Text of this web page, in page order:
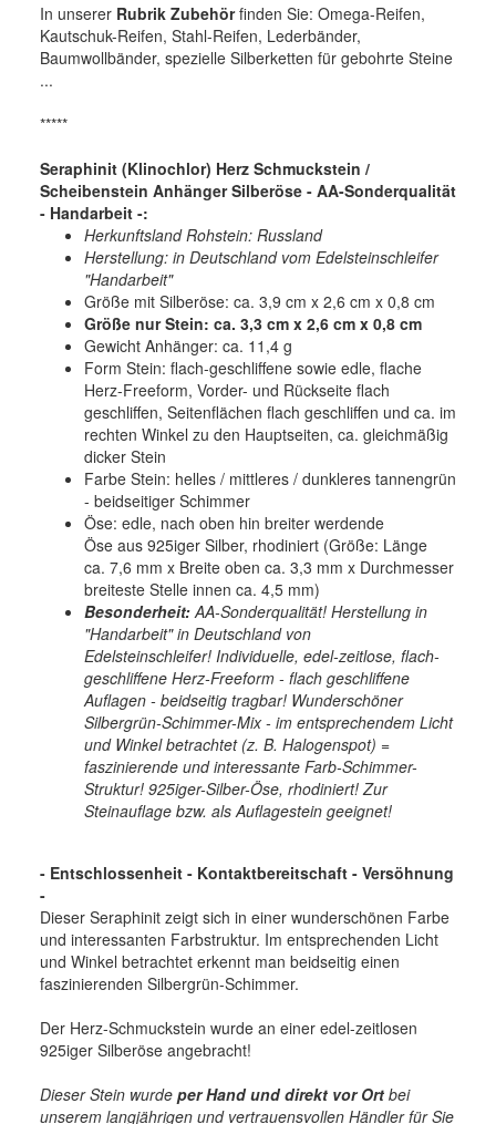
In unserer Rubrik Zubehörfinden Sie: Omega-Reifen,
Kautschuk-Reifen, Stahl-Reifen, Lederbänder,
Baumwollbänder, spezielle Silberketten für gebohrte Steine
...
*****
Seraphinit (Klinochlor) Herz Schmuckstein /
Scheibenstein Anhänger Silberöse - AA-Sonderqualität
- Handarbeit -:
Herkunftsland Rohstein: Russland
Herstellung: in Deutschland vom Edelsteinschleifer
"Handarbeit"
Größe mit Silberöse: ca. 3,9 cm x 2,6 cm x 0,8 cm
Größe nur Stein: ca. 3,3 cm x 2,6 cm x 0,8 cm
Gewicht Anhänger: ca. 11,4 g
Form Stein: flach-geschliffene sowie edle, flache
Herz-Freeform, Vorder- und Rückseite flach
geschliffen, Seitenflächen flach geschliffen und ca. im
rechten Winkel zu den Hauptseiten, ca. gleichmäßig
dicker Stein
Farbe Stein: helles / mittleres / dunkleres tannengrün
- beidseitiger Schimmer
Öse: edle, nach oben hin breiter werdende
Öse aus 925iger Silber, rhodiniert (Größe: Länge
ca. 7,6 mm x Breite oben ca. 3,3 mm x Durchmesser
breiteste Stelle innen ca. 4,5 mm)
Besonderheit: AA-Sonderqualität! Herstellung in
"Handarbeit" in Deutschland von
Edelsteinschleifer! Individuelle, edel-zeitlose, flach-
geschliffene Herz-Freeform - flach geschliffene
Auflagen - beidseitig tragbar! Wunderschöner
Silbergrün-Schimmer-Mix - im entsprechendem Licht
und Winkel betrachtet (z. B. Halogenspot) =
faszinierende und interessante Farb-Schimmer-
Struktur! 925iger-Silber-Öse, rhodiniert! Zur
Steinauflage bzw. als Auflagestein geeignet!
- Entschlossenheit - Kontaktbereitschaft - Versöhnung
-
Dieser Seraphinit zeigt sich in einer wunderschönen Farbe
und interessanten Farbstruktur. Im entsprechenden Licht
und Winkel betrachtet erkennt man beidseitig einen
faszinierenden Silbergrün-Schimmer.
Der Herz-Schmuckstein wurde an einer edel-zeitlosen
925iger Silberöse angebracht!
Dieser Stein wurde per Hand und direkt vor Ort bei
unserem langjährigen und vertrauensvollen Händler für Sie